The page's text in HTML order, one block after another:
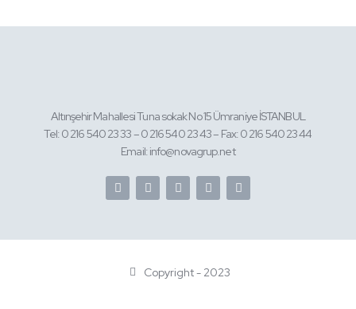
Altınşehir Mahallesi Tuna sokak No 15 Ümraniye İSTANBUL
Tel: 0 216 540 23 33 – 0 216 540 23 43 – Fax: 0 216 540 23 44
Email: info@novagrup.net
Copyright - 2023